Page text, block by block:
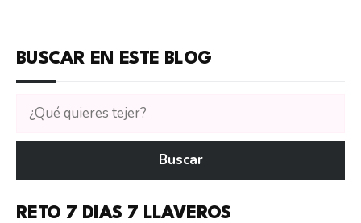
BUSCAR EN ESTE BLOG
Buscar
tutoriales
en
Buscar
RETO 7 DÍAS 7 LLAVEROS